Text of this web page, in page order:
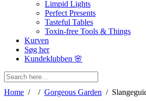
Limpid Lights
Perfect Presents
Tasteful Tables
Toxin-free Tools & Things
Kurven
Søg her
Kundeklubben 🌸
Home / / Gorgeous Garden /